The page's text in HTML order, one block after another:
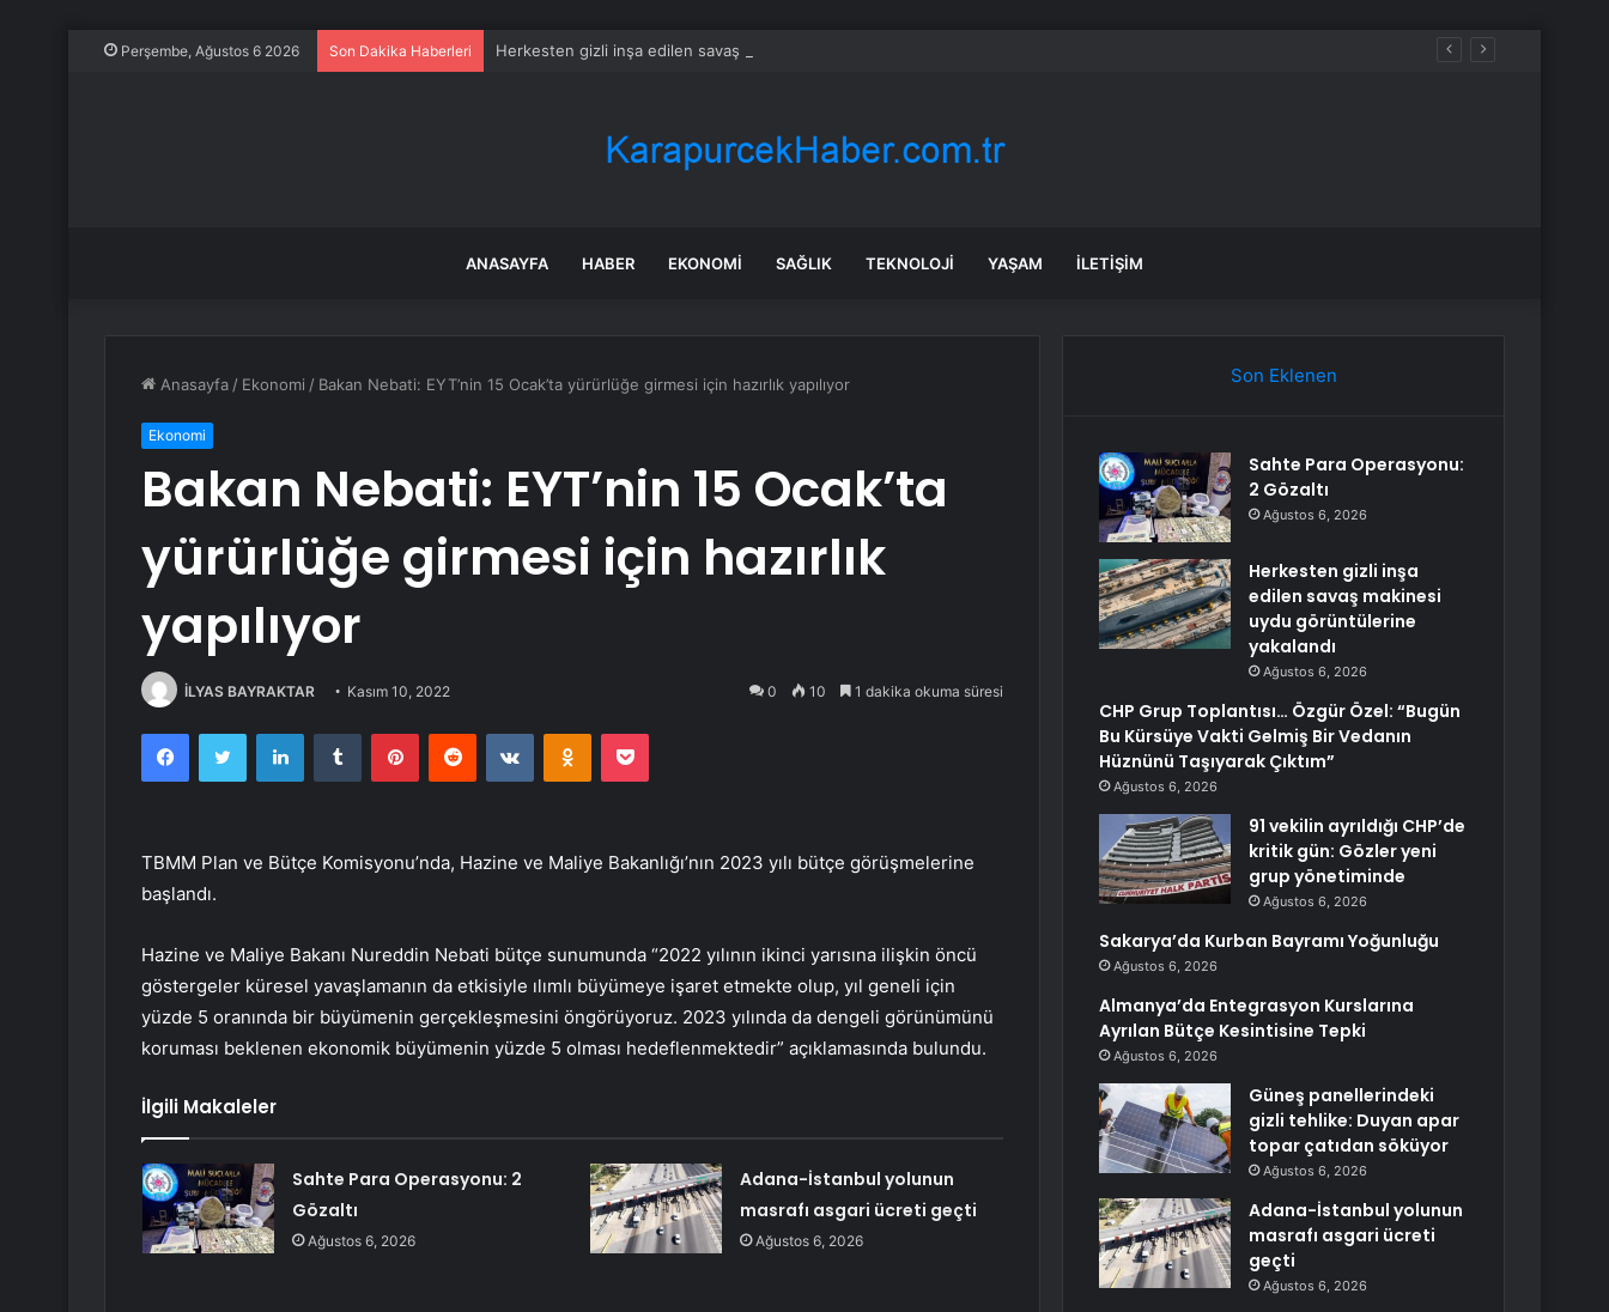
Perşembe, Ağustos 6 2026 Son Dakika Haberleri Herkesten gizli inşa edilen savaş makinesi uydu görüntülerine yakalandı
ANASAYFA HABER EKONOMI SAĞLIK TEKNOLOJI YAŞAM İLETIŞIM
Anasayfa / Ekonomi / Bakan Nebati: EYT’nin 15 Ocak’ta yürürlüğe girmesi için hazırlık yapılıyor
Ekonomi
Bakan Nebati: EYT’nin 15 Ocak’ta
yürürlüğe girmesi için hazırlık
yapılıyor
İLYAS BAYRAKTAR Kasım 10, 2022 0 10 1 dakika okuma süresi
FacebookTwitter LinkedInTumblr PinterestReddit VKontakteOdnoklassniki
Pocket
TBMM Plan ve Bütçe Komisyonu’nda, Hazine ve Maliye Bakanlığı’nın 2023 yılı bütçe görüşmelerine
başlandı.
Hazine ve Maliye Bakanı Nureddin Nebati bütçe sunumunda “2022 yılının ikinci yarısına ilişkin öncü
göstergeler küresel yavaşlamanın da etkisiyle ılımlı büyümeye işaret etmekte olup, yıl geneli için
yüzde 5 oranında bir büyümenin gerçekleşmesini öngörüyoruz. 2023 yılında da dengeli görünümünü
koruması beklenen ekonomik büyümenin yüzde 5 olması hedeflenmektedir” açıklamasında bulundu.
İlgili Makaleler
Sahte Para Operasyonu: 2
Gözaltı
Ağustos 6, 2026
Adana-İstanbul yolunun
masrafı asgari ücreti geçti
Ağustos 6, 2026
Son Eklenen
Sahte Para Operasyonu:
2 Gözaltı
Ağustos 6, 2026
Herkesten gizli inşa
edilen savaş makinesi
uydu görüntülerine
yakalandı
Ağustos 6, 2026
CHP Grup Toplantısı… Özgür Özel: “Bugün
Bu Kürsüye Vakti Gelmiş Bir Vedanın
Hüznünü Taşıyarak Çıktım”
Ağustos 6, 2026
91 vekilin ayrıldığı CHP’de
kritik gün: Gözler yeni
grup yönetiminde
Ağustos 6, 2026
Sakarya’da Kurban Bayramı Yoğunluğu
Ağustos 6, 2026
Almanya’da Entegrasyon Kurslarına
Ayrılan Bütçe Kesintisine Tepki
Ağustos 6, 2026
Güneş panellerindeki
gizli tehlike: Duyan apar
topar çatıdan söküyor
Ağustos 6, 2026
Adana-İstanbul yolunun
masrafı asgari ücreti
geçti
Ağustos 6, 2026